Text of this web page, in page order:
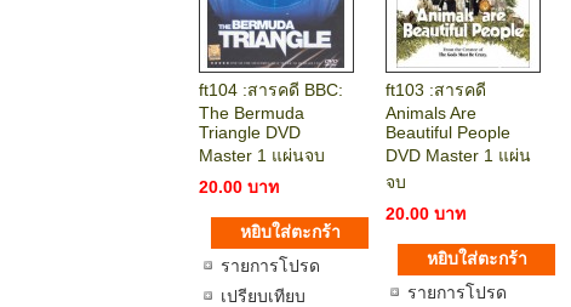
ft104 :สารคดี BBC:
The Bermuda
Triangle DVD
Master 1 แผ่นจบ
20.00 บาท
รายการโปรด
เปรียบเทียบ
ft103 :สารคดี
Animals Are
Beautiful People
DVD Master 1 แผ่น
จบ
20.00 บาท
รายการโปรด